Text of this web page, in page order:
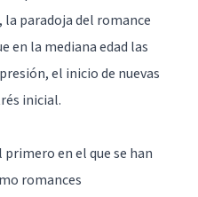
la paradoja del romance
en la mediana edad las
el inicio de nuevas
inicial.
en el que se han
romances